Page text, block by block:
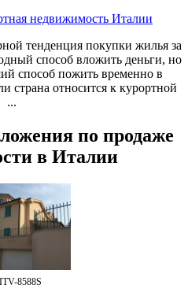
недвижимость Италии
тенденция покупки жилья за
способ вложить деньги, но
способ пожить временно в
страна относится к курортной
...
по продаже
в Италии
8588S